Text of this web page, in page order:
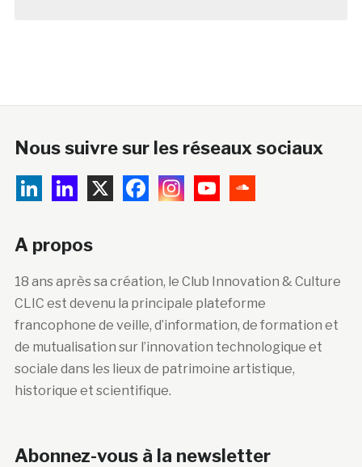
Nous suivre sur les réseaux sociaux
A propos
18 ans après sa création, le Club Innovation & Culture
CLIC est devenu la principale plateforme
francophone de veille, d’information, de formation et
de mutualisation sur l’innovation technologique et
sociale dans les lieux de patrimoine artistique,
historique et scientifique.
Abonnez-vous à la newsletter